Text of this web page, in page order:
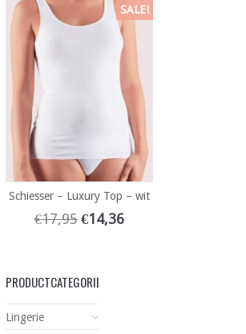
SALE!
Schiesser – Luxury Top – wit
€17,95 €14,36
PRODUCTCATEGORIEËN
Lingerie